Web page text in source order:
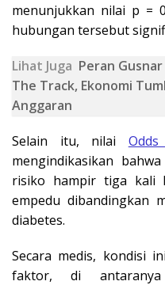
menunjukkan nilai p =
hubungan tersebut
Lihat Juga Peran
The Track, Ekonomi
Anggaran
Selain itu, nilai
mengindikasikan
risiko hampir tiga kali
empedu dibandingkan
diabetes.
Secara medis, kondisi
faktor, di